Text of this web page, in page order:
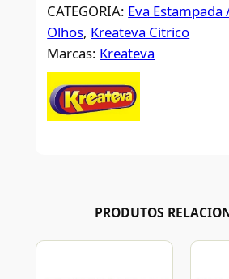
CATEGORIA: Eva Estampada
Olhos, Kreateva Citrico
Marcas: Kreateva
PRODUTOS